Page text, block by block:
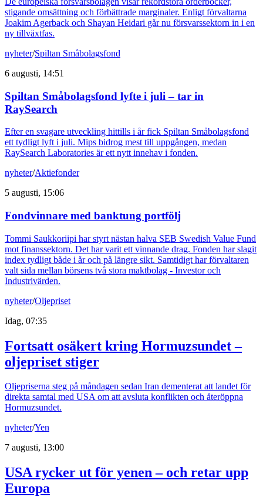
stigande omsättning och förbättrade marginaler. Enligt förvaltarna
Joakim Agerback och Shayan Heidari går nu försvarssektorn in i en
ny tillväxtfas.
nyheter/Spiltan Småbolagsfond
6 augusti, 14:51
Spiltan Småbolagsfond lyfte i juli – tar in
RaySearch
Efter en svagare utveckling hittills i år fick Spiltan Småbolagsfond
ett tydligt lyft i juli. Mips bidrog mest till uppgången, medan
RaySearch Laboratories är ett nytt innehav i fonden.
nyheter/Aktiefonder
5 augusti, 15:06
Fondvinnare med banktung portfölj
Tommi Saukkoriipi har styrt nästan halva SEB Swedish Value Fund
mot finanssektorn. Det har varit ett vinnande drag. Fonden har slagit
index tydligt både i år och på längre sikt. Samtidigt har förvaltaren
valt sida mellan börsens två stora maktbolag - Investor och
Industrivärden.
nyheter/Oljepriset
Idag, 07:35
Fortsatt osäkert kring Hormuzsundet –
oljepriset stiger
Oljepriserna steg på måndagen sedan Iran dementerat att landet för
direkta samtal med USA om att avsluta konflikten och återöppna
Hormuzsundet.
nyheter/Yen
7 augusti, 13:00
USA rycker ut för yenen – och retar upp
Europa